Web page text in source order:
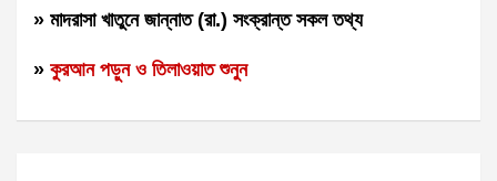
» মাদরাসা খাতুনে জান্নাত (রা.) সংক্রান্ত সকল তথ্য
» কুরআন পড়ুন ও তিলাওয়াত শুনুন